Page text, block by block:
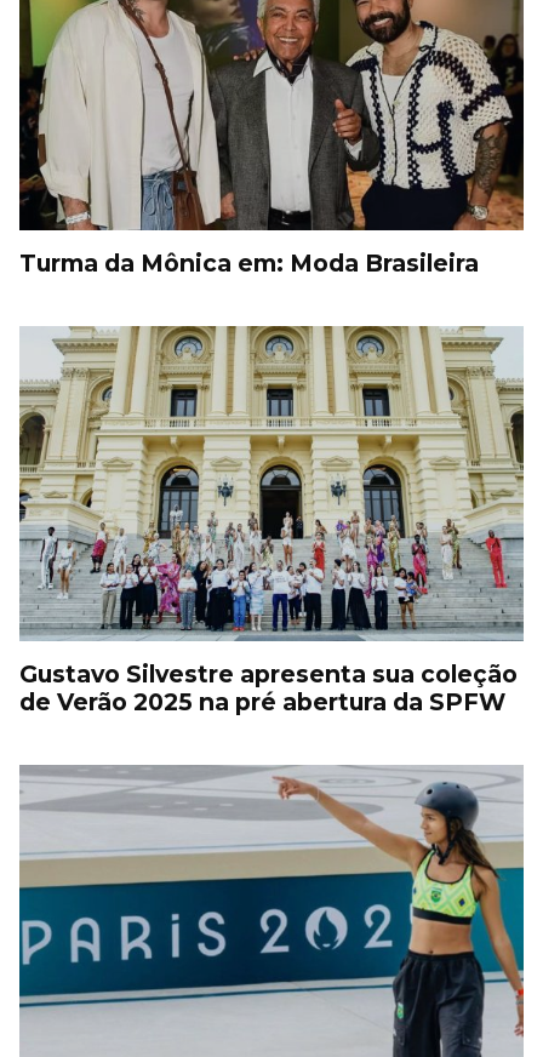
Turma da Mônica em: Moda Brasileira
Gustavo Silvestre apresenta sua coleção
de Verão 2025 na pré abertura da SPFW